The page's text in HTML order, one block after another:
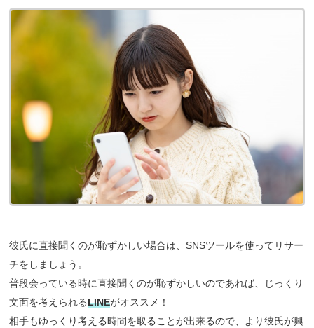
彼氏に直接聞くのが恥ずかしい場合は、SNSツールを使ってリサー
チをしましょう。
普段会っている時に直接聞くのが恥ずかしいのであれば、じっくり
文面を考えられるLINEがオススメ！
相手もゆっくり考える時間を取ることが出来るので、より彼氏が興